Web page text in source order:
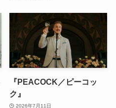
『PEACOCK／ピーコッ
ク』
2026年7月11日